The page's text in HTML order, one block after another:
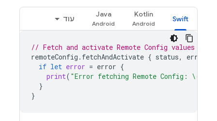
Swift
Kotlin
Java
עוד
// Fetch and activate Remote Config values
remoteConfig . fetchAndActivate { status, error
if let error = error {
print( "Error fetching Remote Config : \(
}
}